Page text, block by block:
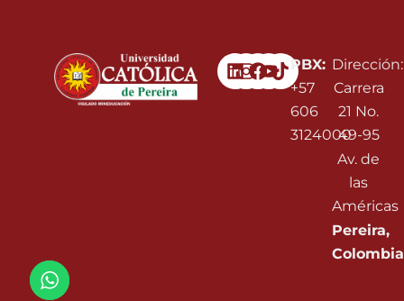
Linkedin
Instagram
Facebook
Youtube
PBX:
+57
606
3124000
Dirección:
Carrera
21 No.
49-95
Av. de
las
Américas
Pereira,
Colombia